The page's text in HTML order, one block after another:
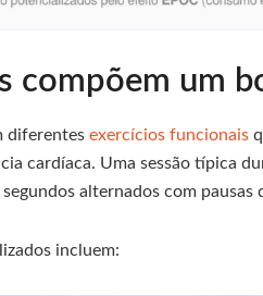
compõem um
diferentes exercícios funcionais
cardíaca. Uma sessão típica
alternados com pausas
incluem: